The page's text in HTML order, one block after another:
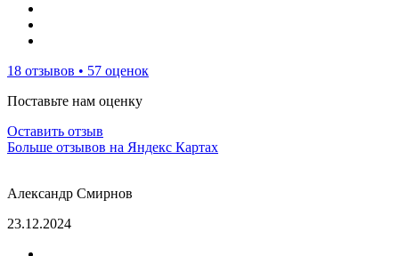
18 отзывов • 57 оценок
Поставьте нам оценку
Оставить отзыв
Больше отзывов на Яндекс Картах
Александр Смирнов
23.12.2024